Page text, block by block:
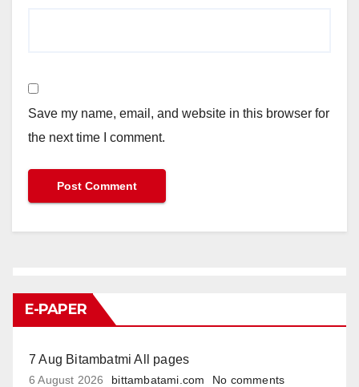
Save my name, email, and website in this browser for
the next time I comment.
E-PAPER
7 Aug Bitambatmi All pages
6 August 2026 bittambatami.com No comments